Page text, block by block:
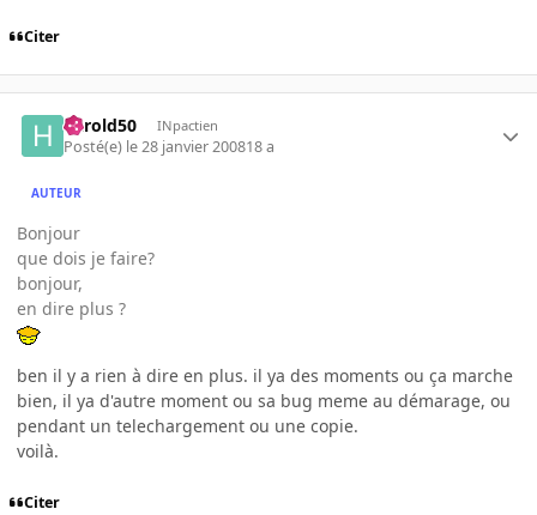
Citer
harold50 INpactien
Posté(e) le 28 janvier 200818 a
AUTEUR
Bonjour
que dois je faire?
bonjour,
en dire plus ?
ben il y a rien à dire en plus. il ya des moments ou ça marche
bien, il ya d'autre moment ou sa bug meme au démarage, ou
pendant un telechargement ou une copie.
voilà.
Citer